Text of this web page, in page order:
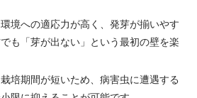
境への適応力が高く、発芽が揃いやす
も「芽が出ない」という最初の壁を楽
培期間が短いため、病害虫に遭遇する